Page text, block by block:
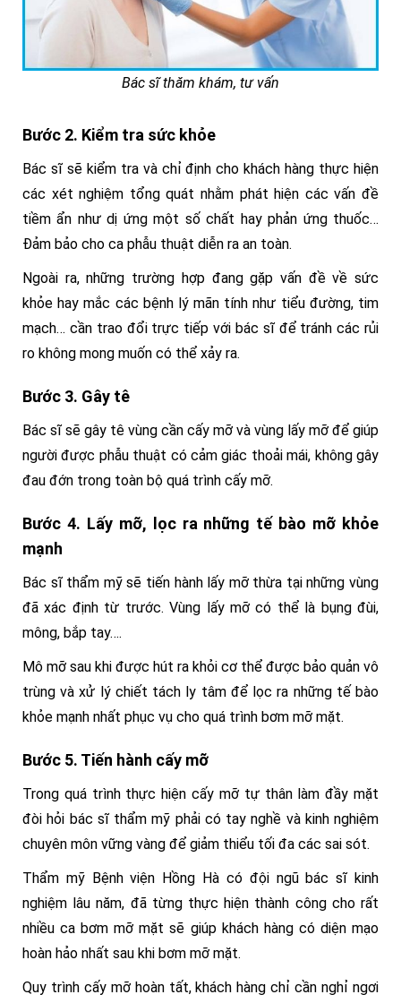
Bác sĩ thăm khám, tư vấn
Bước 2. Kiểm tra sức khỏe
Bác sĩ sẽ kiểm tra và chỉ định cho khách hàng thực hiện
các xét nghiệm tổng quát nhằm phát hiện các vấn đề
tiềm ẩn như dị ứng một số chất hay phản ứng thuốc…
Đảm bảo cho ca phẫu thuật diễn ra an toàn.
Ngoài ra, những trường hợp đang gặp vấn đề về sức
khỏe hay mắc các bệnh lý mãn tính như tiểu đường, tim
mạch… cần trao đổi trực tiếp với bác sĩ để tránh các rủi
ro không mong muốn có thể xảy ra.
Bước 3. Gây tê
Bác sĩ sẽ gây tê vùng cần cấy mỡ và vùng lấy mỡ để giúp
người được phẫu thuật có cảm giác thoải mái, không gây
đau đớn trong toàn bộ quá trình cấy mỡ.
Bước 4. Lấy mỡ, lọc ra những tế bào mỡ khỏe
mạnh
Bác sĩ thẩm mỹ sẽ tiến hành lấy mỡ thừa tại những vùng
đã xác định từ trước. Vùng lấy mỡ có thể là bụng đùi,
mông, bắp tay….
Mô mỡ sau khi được hút ra khỏi cơ thể được bảo quản vô
trùng và xử lý chiết tách ly tâm để lọc ra những tế bào
khỏe mạnh nhất phục vụ cho quá trình bơm mỡ mặt.
Bước 5. Tiến hành cấy mỡ
Trong quá trình thực hiện cấy mỡ tự thân làm đầy mặt
đòi hỏi bác sĩ thẩm mỹ phải có tay nghề và kinh nghiệm
chuyên môn vững vàng để giảm thiểu tối đa các sai sót.
Thẩm mỹ Bệnh viện Hồng Hà có đội ngũ bác sĩ kinh
nghiệm lâu năm, đã từng thực hiện thành công cho rất
nhiều ca bơm mỡ mặt sẽ giúp khách hàng có diện mạo
hoàn hảo nhất sau khi bơm mỡ mặt.
Quy trình cấy mỡ hoàn tất, khách hàng chỉ cần nghỉ ngơi